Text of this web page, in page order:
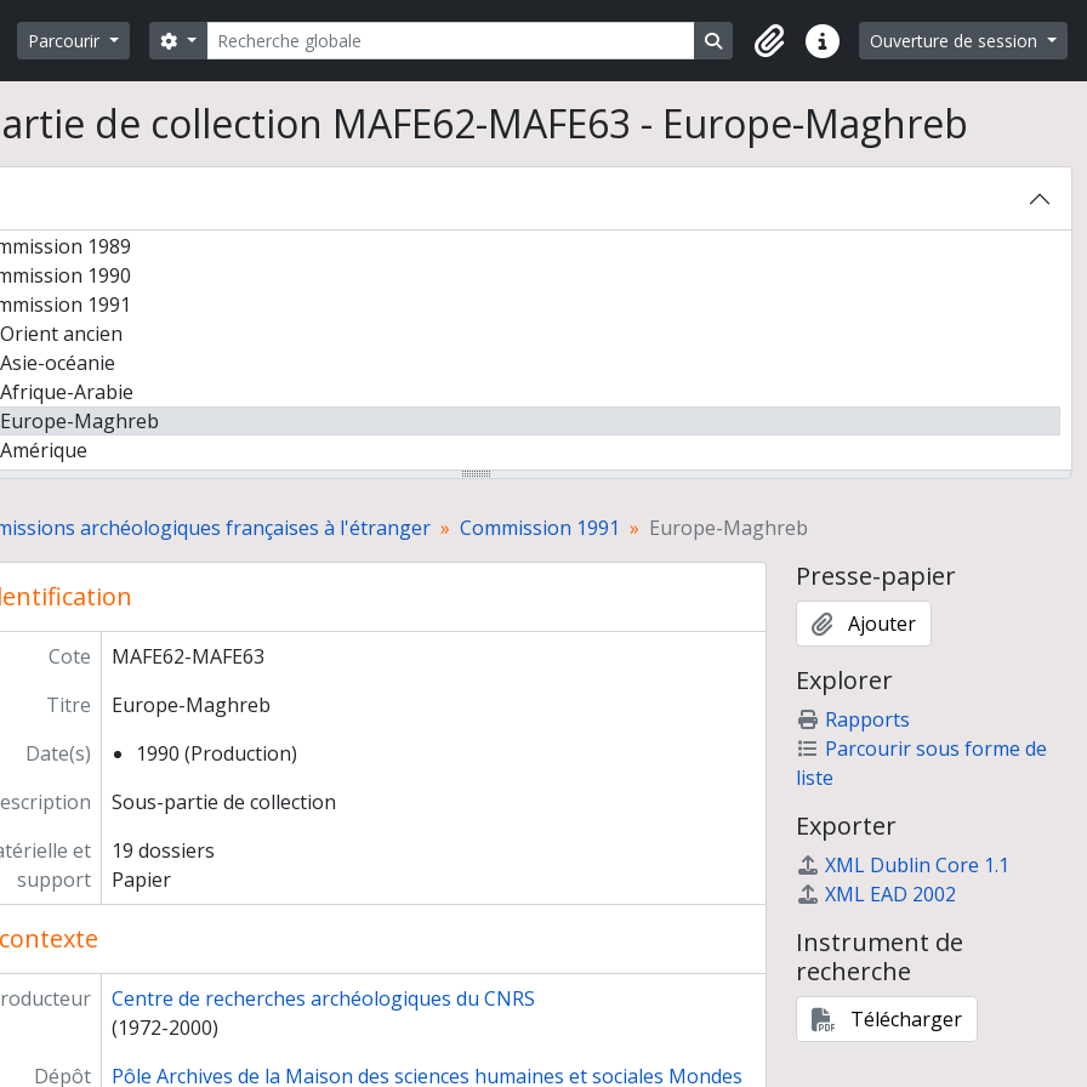
Parcourir Rechercher
Search options Search in browse page
Liens rapidesOuverture de session
de collection MAFE62-MAFE63 - Europe-Maghreb
1982, Afrique
1985
1989
1990
1991
Orient ancien
Asie-océanie
Afrique-Arabie
Europe-Maghreb
Amérique
Archéométrie
1993
1994
1995
1996
1997
1999
2000
2001
2002
2004
2005
2007
archéologiques françaises à l'étranger Commission 1991 Europe-Maghreb
Cote
MAFE62-MAFE63
Titre
Europe-Maghreb
Date(s)
1990 (Production)
Sous-partie de collection
et
support
19 dossiers
Papier
Centre de recherches archéologiques du CNRS
(1972-2000)
Dépôt
Pôle Archives de la Maison des sciences humaines et sociales Mondes
Presse-papier
Ajouter
Explorer
Rapports
Parcourir sous forme de
liste
Exporter
XML Dublin Core 1.1
XML EAD 2002
Instrument de
recherche
Télécharger